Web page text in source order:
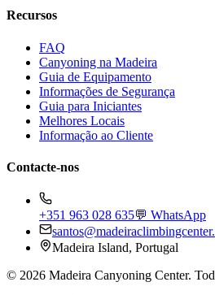
Recursos
FAQ
Canyoning na Madeira
Guia de Equipamento
Informações de Segurança
Guia para Iniciantes
Melhores Locais
Informação ao Cliente
Contacte-nos
+351 963 028 635💬 WhatsApp
Madeira Island, Portugal
© 2026 Madeira Canyoning Center.